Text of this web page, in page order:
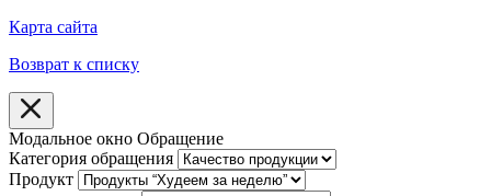
Карта сайта
Возврат к списку
Модальное окно Обращение
Категория обращения
Продукт